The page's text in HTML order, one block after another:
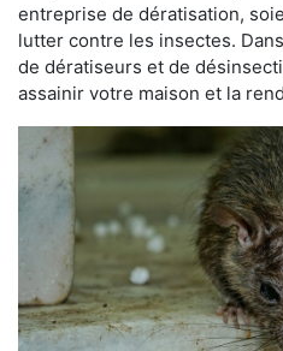
entreprise de dératisation,
lutter contre les insectes.
de dératiseurs et de
assainir votre maison et la